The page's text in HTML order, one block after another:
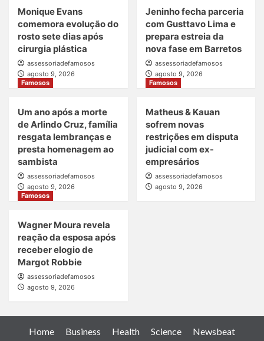
Monique Evans
comemora evolução do
rosto sete dias após
cirurgia plástica
assessoriadefamosos
agosto 9, 2026
Jeninho fecha parceria
com Gusttavo Lima e
prepara estreia da
nova fase em Barretos
assessoriadefamosos
agosto 9, 2026
Famosos
Um ano após a morte
de Arlindo Cruz, família
resgata lembranças e
presta homenagem ao
sambista
assessoriadefamosos
agosto 9, 2026
Famosos
Matheus & Kauan
sofrem novas
restrições em disputa
judicial com ex-
empresários
assessoriadefamosos
agosto 9, 2026
Famosos
Wagner Moura revela
reação da esposa após
receber elogio de
Margot Robbie
assessoriadefamosos
agosto 9, 2026
Home Business Health Science Newsbeat